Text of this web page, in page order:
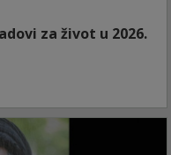
za život u 2026.